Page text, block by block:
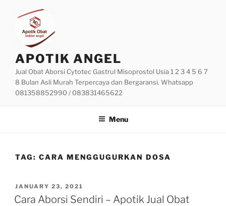
content
APOTIK ANGEL
Jual Obat Aborsi Cytotec Gastrul Misoprostol Usia 1 2 3 4 5 6 7
8 Bulan Asli Murah Terpercaya dan Bergaransi. Whatsapp
081358852990 / 083831465622
Menu
TAG: CARA MENGGUGURKAN DOSA
POSTED
ON
JANUARY 23, 2021
Cara Aborsi Sendiri – Apotik Jual Obat